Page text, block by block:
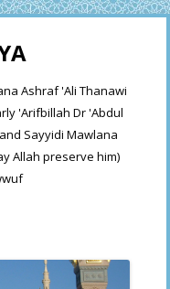
Ashraf 'Ali Thanawi
'Arifbillah Dr 'Abdul
Sayyidi Mawlana
Allah preserve him)